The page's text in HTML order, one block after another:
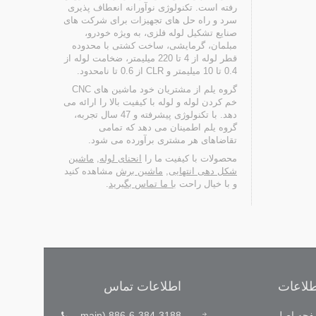
رفته است. تکنولوژی نوآورانه انعطاف پذیری
سرد و راه حل های تجهیزات برای شرکت های
صنایع تشکیل لوله فلزی، به ویژه خودرو،
مبلمان، گرمایشی، ساخت کشتی با محدوده
قطر لوله از 4 تا 220 میلیمتر، ضخامت لوله از
0.4 تا 10 میلیمتر و CLR از 0.6 تا نامحدود.
گروه یلم از مشتریان خود ماشین های CNC
خم کردن لوله و لوله با کیفیت بالا را ارائه می
دهد. با تکنولوژی پیشرفته و 47 سال تجربه،
گروه یلم اطمینان می دهد که تمامی
تقاضاهای هر مشتری برآورده می شود.
محصولات با کیفیت ما را
انحنای لوله, ماشین
شکل دهی انتهایی, ماشین برش مشاهده کنید
و با خیال راحت با ما تماس بگیرید.
اطلاعات تماس